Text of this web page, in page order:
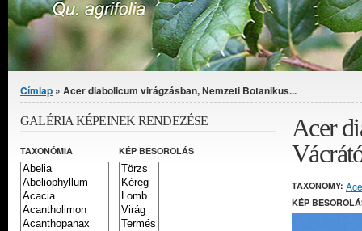
Jelenlegi hely
Címlap » Acer diabolicum virágzásban, Nemzeti Botanikus...
Acer
TAXONOMY:
KÉP
GALÉRIA KÉPEINEK RENDEZÉSE
TAXONÓMIA KÉP BESOROLÁS